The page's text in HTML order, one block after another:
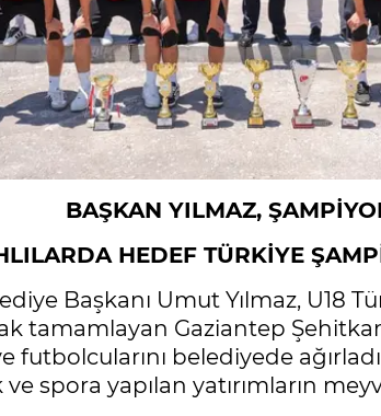
BAŞKAN YILMAZ,
HEDEF TÜRKİYE
Başkanı Umut Yılmaz, U18
tamamlayan Gaziantep
futbolcularını belediyede
ve spora yapılan yatırımların